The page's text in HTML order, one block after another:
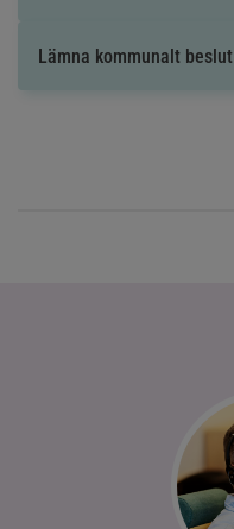
Lämna kommunalt beslut